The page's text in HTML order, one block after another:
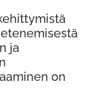
ja
on